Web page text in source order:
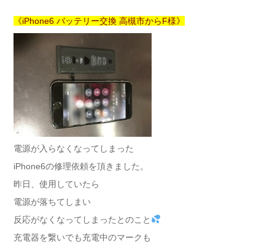
《iPhone6 バッテリー交換 高槻市からF様》
電源が入らなくなってしまった
iPhone6の修理依頼を頂きました。
昨日、使用していたら
電源が落ちてしまい
反応がなくなってしまったとのこと
充電器を繋いでも充電中のマークも